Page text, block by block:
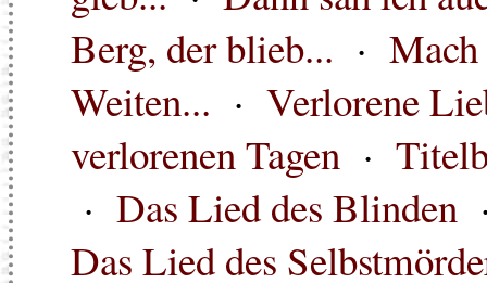
Berg, der blieb... ·
Weiten... · Verlorene
verlorenen Tagen ·
· Das Lied des Blinden
Das Lied des